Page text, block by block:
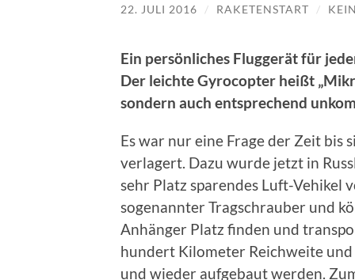
22. JULI 2016 / RAKETENSTART /
Ein persönliches Fluggerät für
Der leichte Gyrocopter heißt
sondern auch entsprechend
Es war nur eine Frage der Zeit bis
verlagert. Dazu wurde jetzt in
sehr Platz sparendes Luft-Vehikel
sogenannter Tragschrauber und
Anhänger Platz finden und
hundert Kilometer Reichweite
und wieder aufgebaut werden.